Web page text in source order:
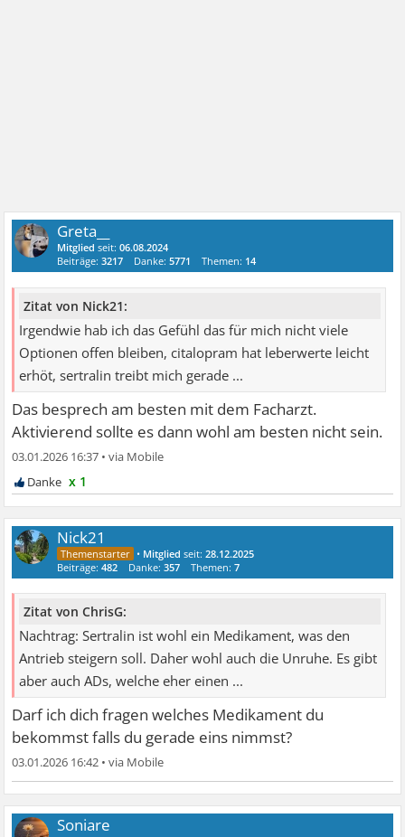
Greta__
Mitglied seit:06.08.2024
Beiträge:3217 Danke:5771 Themen: 14
Zitat von Nick21:
Irgendwie hab ich das Gefühl das für mich nicht viele
Optionen offen bleiben, citalopram hat leberwerte leicht
erhöt, sertralin treibt mich gerade ...
Das besprech am besten mit dem Facharzt.
Aktivierend sollte es dann wohl am besten nicht sein.
03.01.2026 16:37 •
x 1
Nick21
• Mitglied seit:28.12.2025
Beiträge:482 Danke:357 Themen:7
Zitat von ChrisG:
Nachtrag: Sertralin ist wohl ein Medikament, was den
Antrieb steigern soll. Daher wohl auch die Unruhe. Es gibt
aber auch ADs, welche eher einen ...
Darf ich dich fragen welches Medikament du
bekommst falls du gerade eins nimmst?
03.01.2026 16:42 •
Soniare